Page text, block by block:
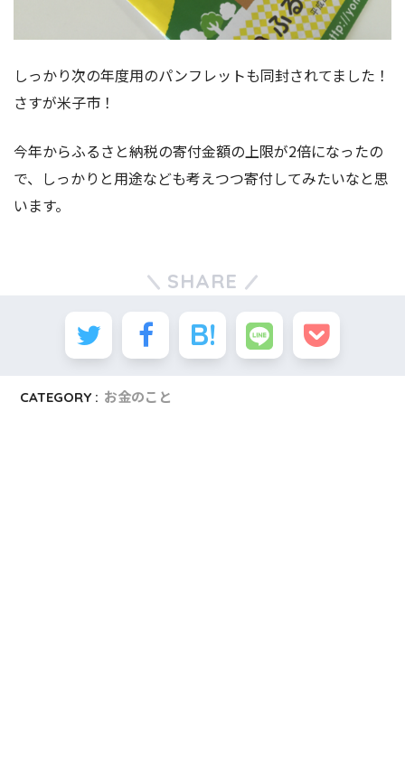
しっかり次の年度用のパンフレットも同封されてました！
さすが米子市！
今年からふるさと納税の寄付金額の上限が2倍になったの
で、しっかりと用途なども考えつつ寄付してみたいなと思
います。
SHARE
CATEGORY : お金のこと